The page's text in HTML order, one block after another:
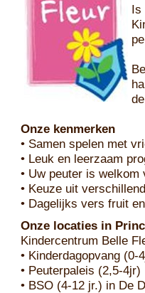
Is
Onze kenmerken
• Samen spelen met
• Leuk en leerzaam
• Uw peuter is
• Keuze uit
• Dagelijks vers fruit
Onze locaties in
Kindercentrum Belle
• Kinderdagopvang (0-
• Peuterpaleis (2,5-
• BSO (4-12 jr.) in De